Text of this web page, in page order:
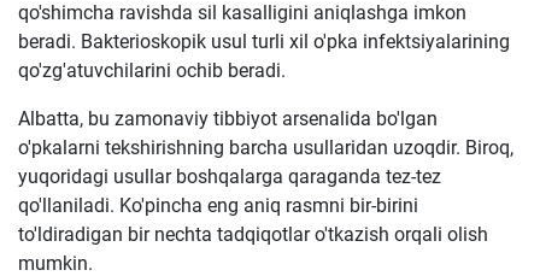
qo'shimcha ravishda sil kasalligini aniqlashga imkon
beradi. Bakterioskopik usul turli xil o'pka infektsiyalarining
qo'zg'atuvchilarini ochib beradi.
Albatta, bu zamonaviy tibbiyot arsenalida bo'lgan
o'pkalarni tekshirishning barcha usullaridan uzoqdir. Biroq,
yuqoridagi usullar boshqalarga qaraganda tez-tez
qo'llaniladi. Ko'pincha eng aniq rasmni bir-birini
to'ldiradigan bir nechta tadqiqotlar o'tkazish orqali olish
mumkin.